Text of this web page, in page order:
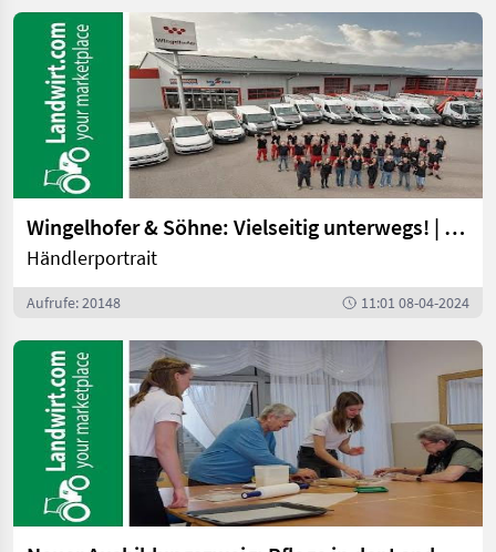
Wingelhofer & Söhne: Vielseitig unterwegs! | landwirt.com
Händlerportrait
Aufrufe: 20148 11:01 08-04-2024